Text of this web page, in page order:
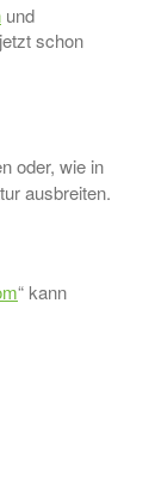
und
schon
oder, wie in
ausbreiten.
“ kann